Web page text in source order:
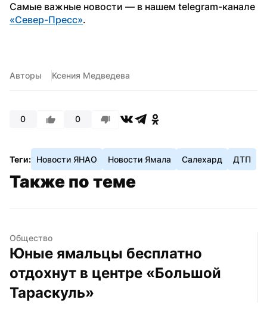
«Север-Пресс».
Авторы Ксения Медведева
0 0
Теги: Новости ЯНАО Новости Ямала Салехард ДТП
Также по теме
Общество
Юные ямальцы бесплатно
отдохнут в центре «Большой
Тараскуль»